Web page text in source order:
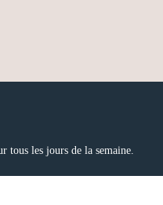
tous les jours de la semaine.